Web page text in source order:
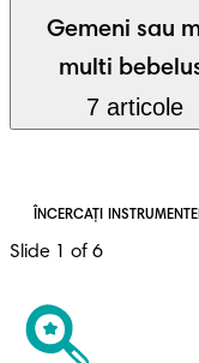
ÎNCERCAȚI
Slide 1 of 6
Gemeni sau
multi
7 articole